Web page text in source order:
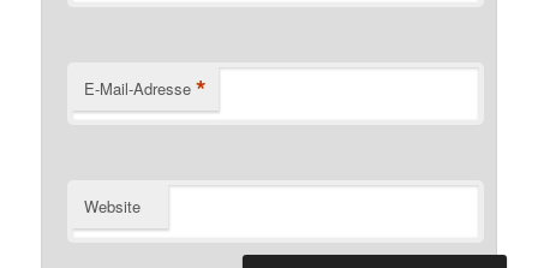
E-Mail-Adresse *
Website